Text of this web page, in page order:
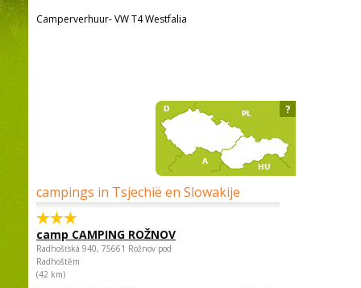
Camperverhuur- VW T4 Westfalia
campings in Tsjechië en Slowakije
camp CAMPING ROŽNOV
Radhošťská 940, 75661 Rožnov pod
Radhoštěm
(42 km)
?